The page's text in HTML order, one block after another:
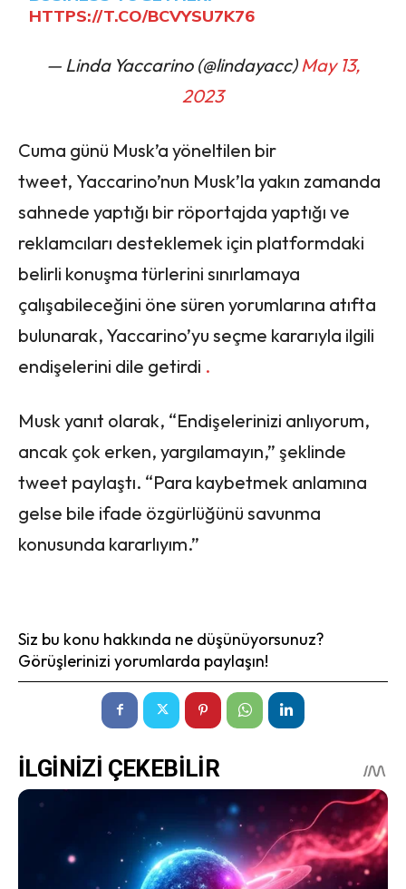
HTTPS://T.CO/BCVYSU7K76
— Linda Yaccarino (@lindayacc) May 13,
2023
Cuma günü Musk’a yöneltilen bir
tweet, Yaccarino’nun Musk’la yakın zamanda
sahnede yaptığı bir röportajda yaptığı ve
reklamcıları desteklemek için platformdaki
belirli konuşma türlerini sınırlamaya
çalışabileceğini öne süren yorumlarına atıfta
bulunarak, Yaccarino’yu seçme kararıyla ilgili
endişelerini dile getirdi .
Musk yanıt olarak, “Endişelerinizi anlıyorum,
ancak çok erken, yargılamayın,” şeklinde
tweet paylaştı. “Para kaybetmek anlamına
gelse bile ifade özgürlüğünü savunma
konusunda kararlıyım.”
Siz bu konu hakkında ne düşünüyorsunuz?
Görüşlerinizi yorumlarda paylaşın!